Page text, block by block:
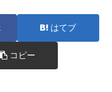
はてブ
コピー